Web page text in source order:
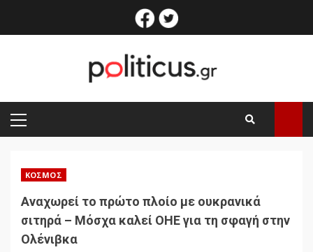
facebook
PRIMARY
MENU
ΚΌΣΜΟΣ
Αναχωρεί το πρώτο πλοίο με ουκρανικά
σιτηρά – Μόσχα καλεί ΟΗΕ για τη σφαγή στην
Ολένιβκα